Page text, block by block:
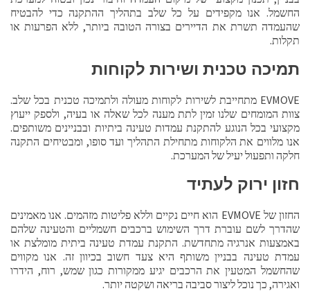
החשמל. אנו מקפידים על כל שלב בתהליך ההתקנה כדי להבטיח
שהעמדה תשרת את הדיירים בצורה הטובה ביותר, ללא הפרעות או
תקלות.
תמיכה טכנית ושירות לקוחות
EVMOVE מתחייבת לשירות לקוחות מעולה ולתמיכה טכנית בכל שלב.
צוות המומחים שלנו זמין לתת מענה לכל שאלה או בעיה, ולספק ייעוץ
מקצועי בכל הנוגע להתקנת עמדות טעינה ביתיות ובבניינים משותפים.
אנו מלווים את הלקוחות מתחילת התהליך ועד סופו, ומבטיחים התקנה
חלקה ותפעול יעיל של המערכת.
חזון ירוק לעתיד
החזון של EVMOVE הוא חיים נקיים וללא פליטות מזהמים. אנו מאמינים
שהדרך לשם עוברת דרך השימוש ברכבים חשמליים והטעינה שלהם
באמצעות אנרגיה מתחדשת. התקנת עמדת טעינה ביתית מומלצת או
עמדת טעינה בבניין משותף היא צעד חשוב בכיוון זה. אנו מקווים
שהחשמל המטעין את הרכבים יגיע ממקורות כגון שמש, רוח, הידרו
ואגירה, כך נוכל ליצור סביבה בריאה ושקטה יותר.